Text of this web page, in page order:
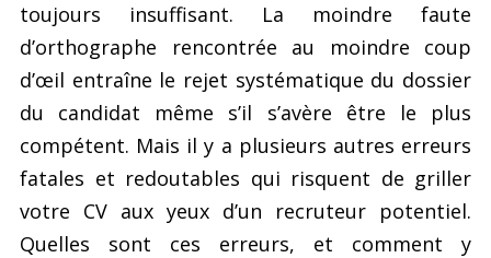
toujours insuffisant. La moindre faute
d’orthographe rencontrée au moindre coup
d’œil entraîne le rejet systématique du dossier
du candidat même s’il s’avère être le plus
compétent. Mais il y a plusieurs autres erreurs
fatales et redoutables qui risquent de griller
votre CV aux yeux d’un recruteur potentiel.
Quelles sont ces erreurs, et comment y